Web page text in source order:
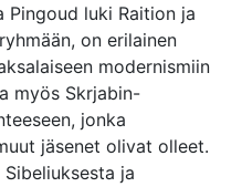
Pingoud luki Raition ja
on erilainen
modernismiin
myös Skrjabin-
jonka
jäsenet olivat olleet.
ja